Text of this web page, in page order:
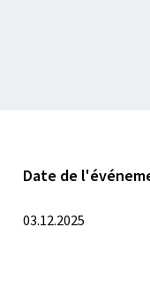
Date de
03.12.2025